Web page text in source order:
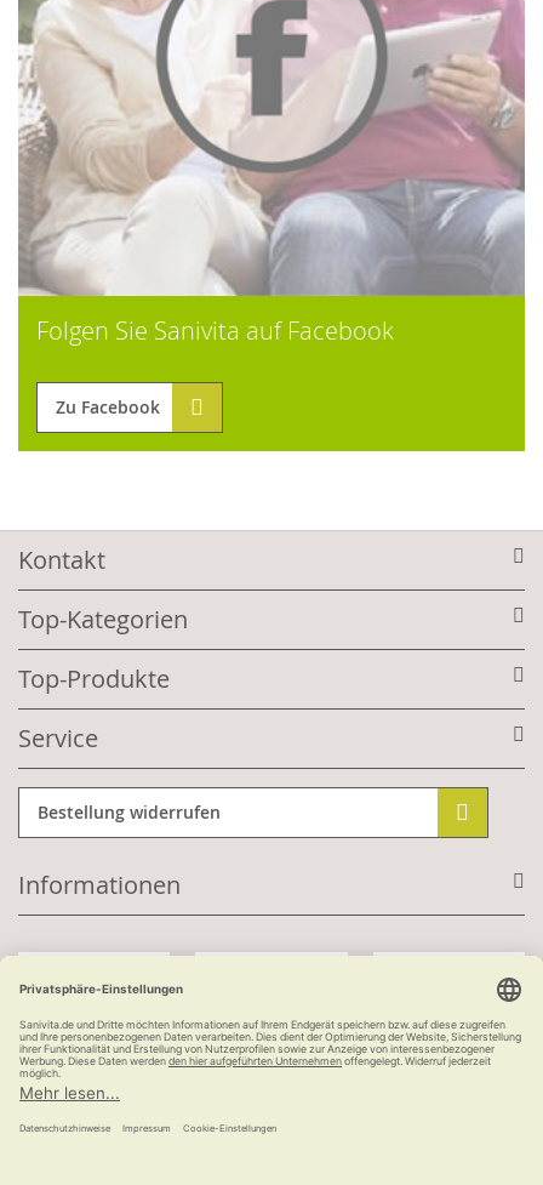
Folgen Sie Sanivita auf Facebook
Zu Facebook
Kontakt
Top-Kategorien
Top-Produkte
Service
Bestellung widerrufen
Informationen
Kauf auf Rechnung